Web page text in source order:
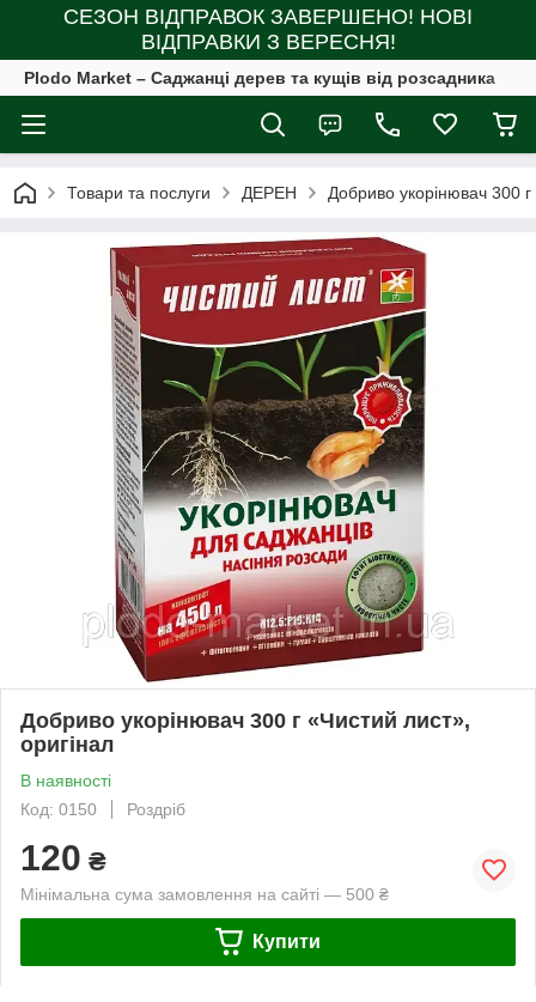
СЕЗОН ВІДПРАВОК ЗАВЕРШЕНО! НОВІ
ВІДПРАВКИ З ВЕРЕСНЯ!
Plodo Market – Саджанці дерев та кущів від розсадника
Товари та послуги ДЕРЕН Добриво укорінювач 300
Добриво укорінювач 300 г «Чистий лист»,
оригінал
В наявності
Код: 0150
Роздріб
120 ₴
Мінімальна сума замовлення на сайті — 500 ₴
Купити